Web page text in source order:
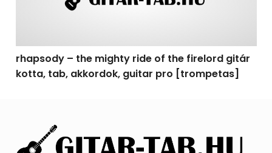
rhapsody – the mighty ride of the firelord gitár
kotta, tab, akkordok, guitar pro [trompetas]